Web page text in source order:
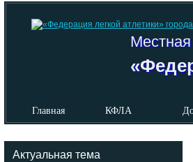
Главная КФЛА
Актуальная тема